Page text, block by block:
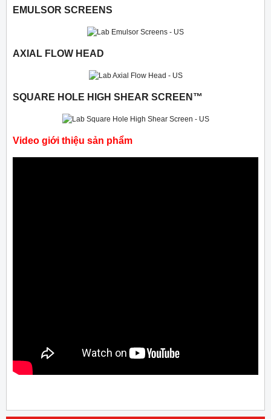
EMULSOR SCREENS
AXIAL FLOW HEAD
SQUARE HOLE HIGH SHEAR SCREEN™
Video giới thiệu sản phẩm